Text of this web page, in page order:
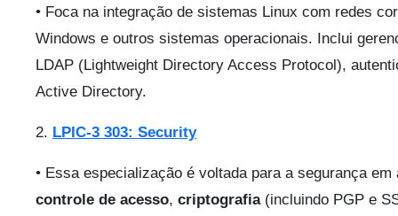
• Foca na integração de sistemas Linux com redes
Windows e outros sistemas operacionais. Inclui
LDAP (Lightweight Directory Access Protocol),
Active Directory.
2. LPIC-3 303: Security
• Essa especialização é voltada para a segurança
controle de acesso, criptografia(incluindo PGP e